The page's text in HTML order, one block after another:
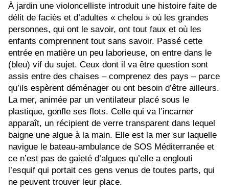
À jardin une violoncelliste introduit une histoire faite de
délit de faciès et d’adultes « chelou » où les grandes
personnes, qui ont le savoir, ont tout faux et où les
enfants comprennent tout sans savoir. Passé cette
entrée en matière un peu laborieuse, on entre dans le
(bleu) vif du sujet. Ceux dont il va être question sont
assis entre des chaises – comprenez des pays – parce
qu’ils espèrent déménager ou ont besoin d’être ailleurs.
La mer, animée par un ventilateur placé sous le
plastique, gonfle ses flots. Celle qui va l’incarner
apparaît, un récipient de verre transparent dans lequel
baigne une algue à la main. Elle est la mer sur laquelle
navigue le bateau-ambulance de SOS Méditerranée et
ce n’est pas de gaieté d’algues qu’elle a englouti
l’esquif qui portait ces gens venus de toutes parts, qui
ne peuvent trouver leur place.